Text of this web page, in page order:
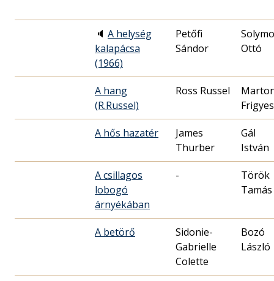
🔈 A helység
kalapácsa
(1966)
Petőfi
Sándor
Ottó
A hang
(R.Russel)
Ross Russel
Frigyes
A hős hazatér
James
Thurber
Gál
István
A csillagos
lobogó
árnyékában
-
Török
Tamás
A betörő
Sidonie-
Gabrielle
Colette
Bozó
László